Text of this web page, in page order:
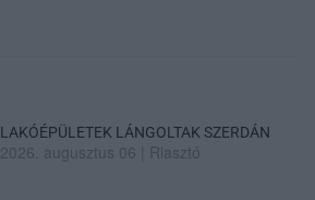
LAKÓÉPÜLETEK LÁNGOLTAK SZERDÁN
2026. augusztus 06 Riasztó